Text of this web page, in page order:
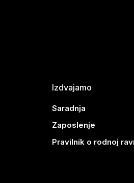
Izdvajamo
Saradnja
Zaposlenje
Pravilnik o rodnoj